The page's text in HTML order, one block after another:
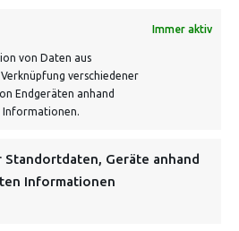
Immer aktiv
von Daten aus
verschiedener
Endgeräten anhand
Geräte anhand
Informationen
war erfolgreich! Bitte prüfe